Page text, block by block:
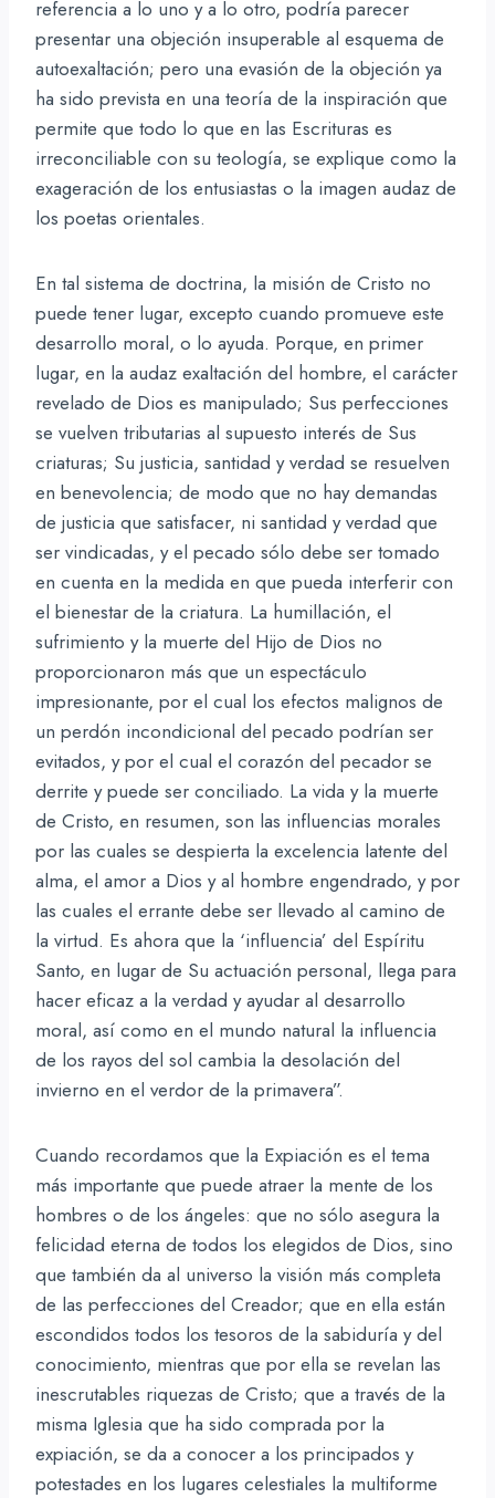
referencia a lo uno y a lo otro, podría parecer
presentar una objeción insuperable al esquema de
autoexaltación; pero una evasión de la objeción ya
ha sido prevista en una teoría de la inspiración que
permite que todo lo que en las Escrituras es
irreconciliable con su teología, se explique como la
exageración de los entusiastas o la imagen audaz de
los poetas orientales.
En tal sistema de doctrina, la misión de Cristo no
puede tener lugar, excepto cuando promueve este
desarrollo moral, o lo ayuda. Porque, en primer
lugar, en la audaz exaltación del hombre, el carácter
revelado de Dios es manipulado; Sus perfecciones
se vuelven tributarias al supuesto interés de Sus
criaturas; Su justicia, santidad y verdad se resuelven
en benevolencia; de modo que no hay demandas
de justicia que satisfacer, ni santidad y verdad que
ser vindicadas, y el pecado sólo debe ser tomado
en cuenta en la medida en que pueda interferir con
el bienestar de la criatura. La humillación, el
sufrimiento y la muerte del Hijo de Dios no
proporcionaron más que un espectáculo
impresionante, por el cual los efectos malignos de
un perdón incondicional del pecado podrían ser
evitados, y por el cual el corazón del pecador se
derrite y puede ser conciliado. La vida y la muerte
de Cristo, en resumen, son las influencias morales
por las cuales se despierta la excelencia latente del
alma, el amor a Dios y al hombre engendrado, y por
las cuales el errante debe ser llevado al camino de
la virtud. Es ahora que la ‘influencia’ del Espíritu
Santo, en lugar de Su actuación personal, llega para
hacer eficaz a la verdad y ayudar al desarrollo
moral, así como en el mundo natural la influencia
de los rayos del sol cambia la desolación del
invierno en el verdor de la primavera”.
Cuando recordamos que la Expiación es el tema
más importante que puede atraer la mente de los
hombres o de los ángeles: que no sólo asegura la
felicidad eterna de todos los elegidos de Dios, sino
que también da al universo la visión más completa
de las perfecciones del Creador; que en ella están
escondidos todos los tesoros de la sabiduría y del
conocimiento, mientras que por ella se revelan las
inescrutables riquezas de Cristo; que a través de la
misma Iglesia que ha sido comprada por la
expiación, se da a conocer a los principados y
potestades en los lugares celestiales la multiforme